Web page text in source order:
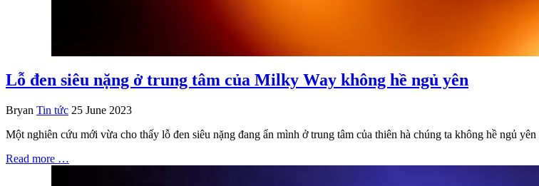
Lỗ đen siêu nặng ở trung tâm của Milky Way không hề ngủ yên
Bryan Tin tức 25 June 2023
Một nghiên cứu mới vừa cho thấy lỗ đen siêu nặng đang ẩn mình ở trung tâm của thiên hà chúng ta không hề ngủ
Read more …